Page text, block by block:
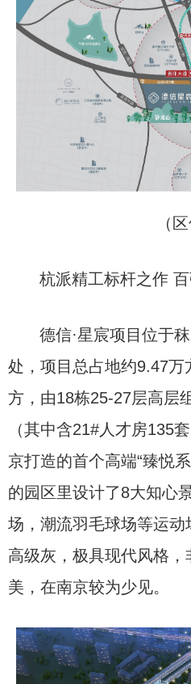
（
杭派精工标杆之作
德信·星宸项目位于
处，项目总占地约9.47万
方，由18栋25-27层高层
（其中含21#人才房135
京打造的首个高端“臻悦
的园区里设计了8大知心
场，潮流羽毛球场等运动
高级灰，极具现代风格
美，在南京较为少见。